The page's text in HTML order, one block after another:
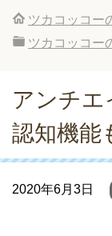
ツカコッコー
ツカコッコー
アンチエ
認知機能
2020年6月3日